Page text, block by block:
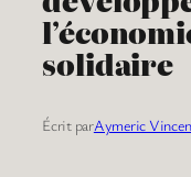
solidaire
Écrit parAymeric